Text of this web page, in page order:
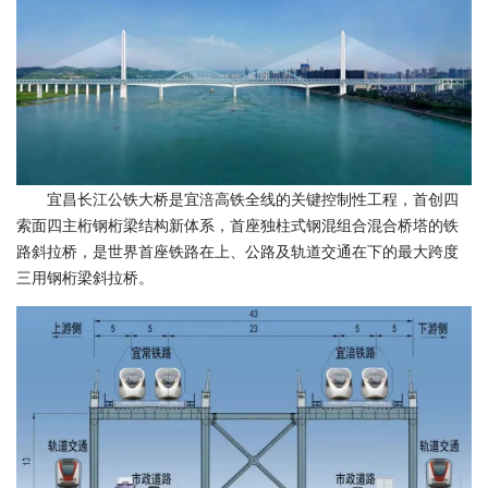
宜昌长江公铁大桥是宜涪高铁全线的关键控制性工程，首创四
索面四主桁钢桁梁结构新体系，首座独柱式钢混组合混合桥塔的铁
路斜拉桥，是世界首座铁路在上、公路及轨道交通在下的最大跨度
三用钢桁梁斜拉桥。